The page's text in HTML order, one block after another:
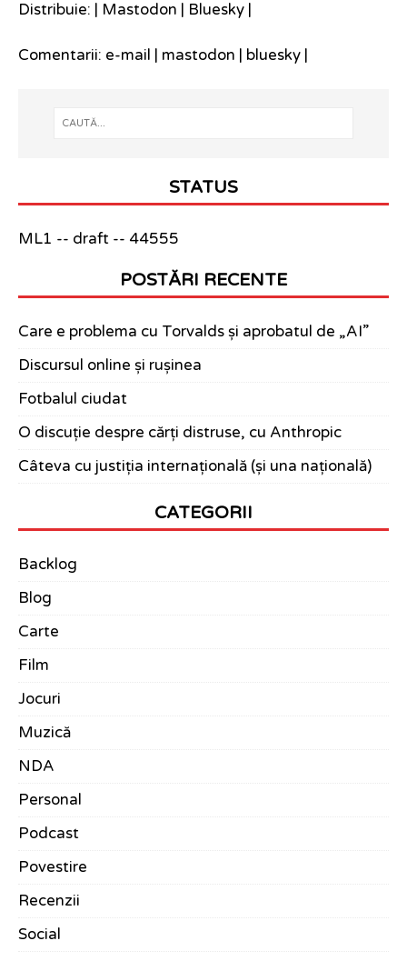
Distribuie: | Mastodon Bluesky
Comentarii: e-mail mastodon bluesky
STATUS
ML1 -- draft -- 44555
POSTĂRI RECENTE
Care e problema cu Torvalds și aprobatul de „AI”
Discursul online și rușinea
Fotbalul ciudat
O discuție despre cărți distruse, cu Anthropic
Câteva cu justiția internațională (și una națională)
CATEGORII
Backlog
Blog
Carte
Film
Jocuri
Muzică
NDA
Personal
Podcast
Povestire
Recenzii
Social